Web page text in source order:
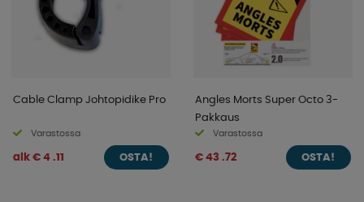
Cable Clamp Johtopidike Pro
Varastossa
alk € 4 .11 OSTA!
Angles Morts Super Octo 3-
Pakkaus
Varastossa
€ 43 .72 OSTA!